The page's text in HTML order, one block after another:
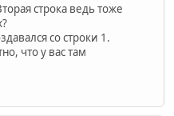
строка ведь тоже
со строки 1.
что у вас там